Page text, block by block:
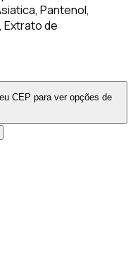
Pantenol,
Extrato de
CEP para ver opções de